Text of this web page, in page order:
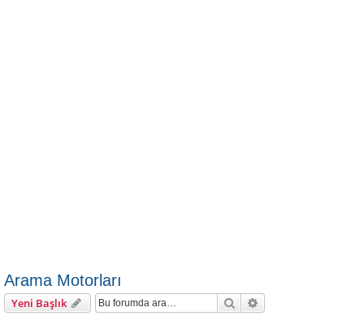
Arama Motorları
Yeni Başlık Ara